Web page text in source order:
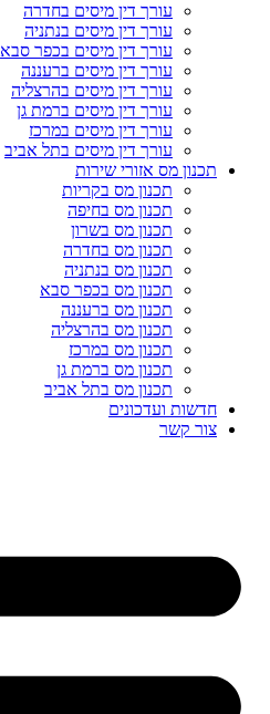
עורך דין מיסים בחדרה
עורך דין מיסים בנתניה
עורך דין מיסים בכפר סבא
עורך דין מיסים ברעננה
עורך דין מיסים בהרצליה
עורך דין מיסים ברמת גן
עורך דין מיסים במרכז
עורך דין מיסים בתל אביב
תכנון מס אזורי שירות
תכנון מס בקריות
תכנון מס בחיפה
תכנון מס בשרון
תכנון מס בחדרה
תכנון מס בנתניה
תכנון מס בכפר סבא
תכנון מס ברעננה
תכנון מס בהרצליה
תכנון מס במרכז
תכנון מס ברמת גן
תכנון מס בתל אביב
חדשות ועדכונים
צור קשר